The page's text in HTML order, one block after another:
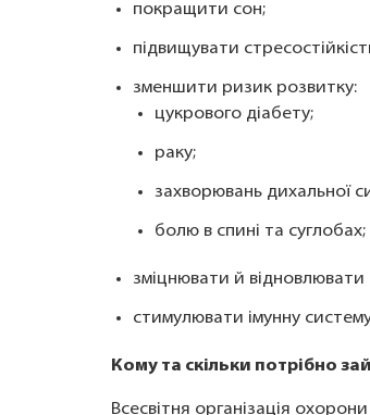
покращити сон;
підвищувати
зменшити ризик розвитку:
цукрового діабету;
раку;
захворювань дихальної
болю в спині та суглобах;
зміцнювати й відновлювати
стимулювати імунну
Кому та скільки потрібно
Всесвітня організація